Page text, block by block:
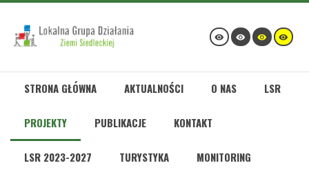
STRONA GŁÓWNA AKTUALNOŚCI O NAS LSR
PROJEKTY PUBLIKACJE KONTAKT
LSR 2023-2027 TURYSTYKA MONITORING